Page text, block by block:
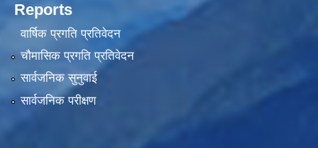
Reports
वार्षिक प्रगति प्रतिवेदन
चौमासिक प्रगति प्रतिवेदन
सार्वजनिक सुनुवाई
सार्वजनिक परीक्षण